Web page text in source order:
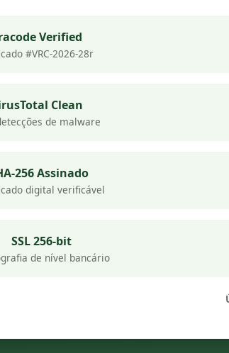
Verified
#VRC-2026-28r
Clean
de malware
256 Assinado
digital verificável
SSL 256-bit
de nível bancário